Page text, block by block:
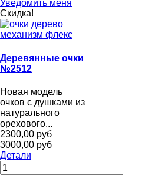
Уведомить меня
Скидка!
Деревянные очки
№2512
Новая модель
очков с душками из
натурального
орехового...
2300,00 руб
3000,00 руб
Детали